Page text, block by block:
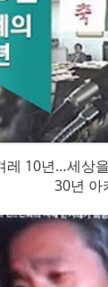
레 10년…세상
30년 아